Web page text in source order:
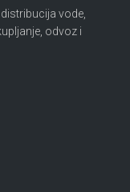
vode,
odvoz i